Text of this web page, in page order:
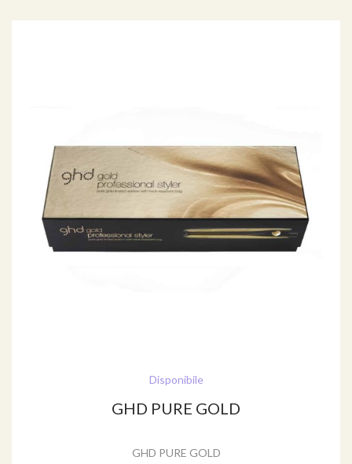
Disponibile
GHD PURE GOLD
GHD PURE GOLD